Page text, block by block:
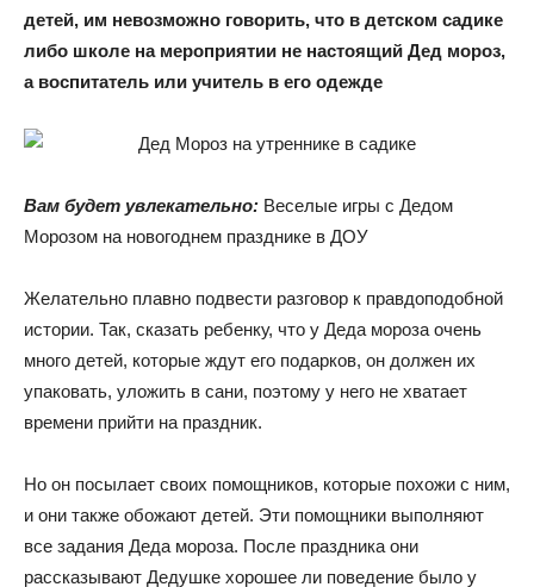
детей, им невозможно говорить, что в детском садике
либо школе на мероприятии не настоящий Дед мороз,
а воспитатель или учитель в его одежде
Вам будет увлекательно: Веселые игры с Дедом
Морозом на новогоднем празднике в ДОУ
Желательно плавно подвести разговор к правдоподобной
истории. Так, сказать ребенку, что у Деда мороза очень
много детей, которые ждут его подарков, он должен их
упаковать, уложить в сани, поэтому у него не хватает
времени прийти на праздник.
Но он посылает своих помощников, которые похожи с ним,
и они также обожают детей. Эти помощники выполняют
все задания Деда мороза. После праздника они
рассказывают Дедушке хорошее ли поведение было у